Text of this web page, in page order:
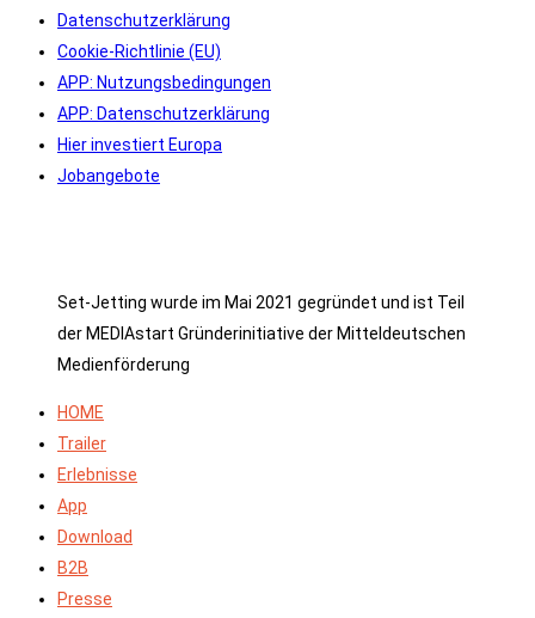
Datenschutzerklärung
Cookie-Richtlinie (EU)
APP: Nutzungsbedingungen
APP: Datenschutzerklärung
Hier investiert Europa
Jobangebote
Set-Jetting wurde im Mai 2021 gegründet und ist Teil
der MEDIAstart Gründerinitiative der Mitteldeutschen
Medienförderung
HOME
Trailer
Erlebnisse
App
Download
B2B
Presse